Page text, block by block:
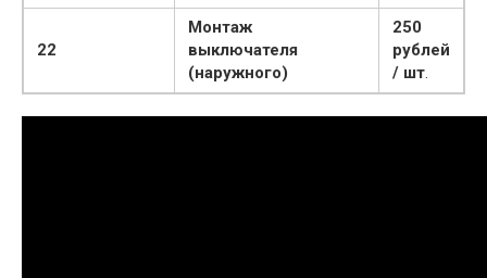
22
Монтаж
выключателя
(наружного)
250
рублей
/ шт.